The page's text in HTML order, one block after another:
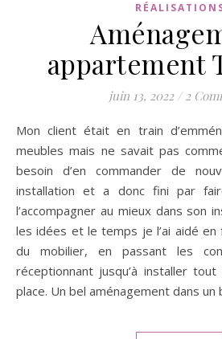
appartement
juin 13, 2022 / 2
Mon client était en train d’emménager, avait déjà des
meubles mais ne savait pas
besoin d’en commander de
installation et a donc fini par
l’accompagner au mieux dans son
les idées et le temps je l’ai aidé en
du mobilier, en passant les
réceptionnant jusqu’à installer
place. Un bel aménagement dans